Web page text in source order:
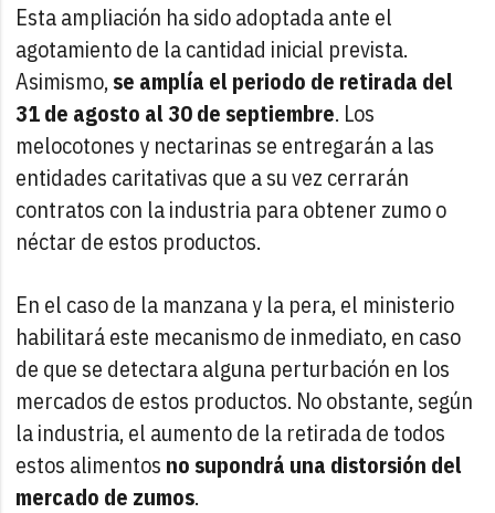
Esta ampliación ha sido adoptada ante el
agotamiento de la cantidad inicial prevista.
Asimismo,se amplía el periodo de retirada del
31 de agosto al 30 de septiembre. Los
melocotones y nectarinas se entregarán a las
entidades caritativas que a su vez cerrarán
contratos con la industria para obtener zumo o
néctar de estos productos.
En el caso de la manzana y la pera, el ministerio
habilitará este mecanismo de inmediato, en caso
de que se detectara alguna perturbación en los
mercados de estos productos. No obstante, según
la industria, el aumento de la retirada de todos
estos alimentos no supondrá una distorsión del
mercado de zumos.